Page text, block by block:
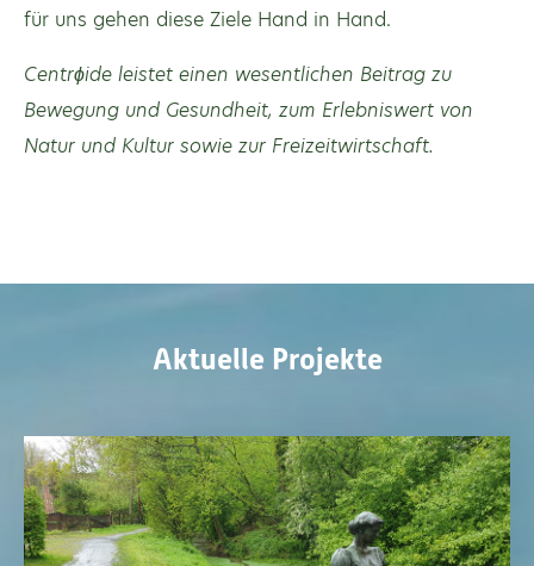
für uns gehen diese Ziele Hand in Hand.
Centrϕide leistet einen wesentlichen Beitrag zu
Bewegung und Gesundheit, zum Erlebniswert von
Natur und Kultur sowie zur Freizeitwirtschaft.
Aktuelle Projekte